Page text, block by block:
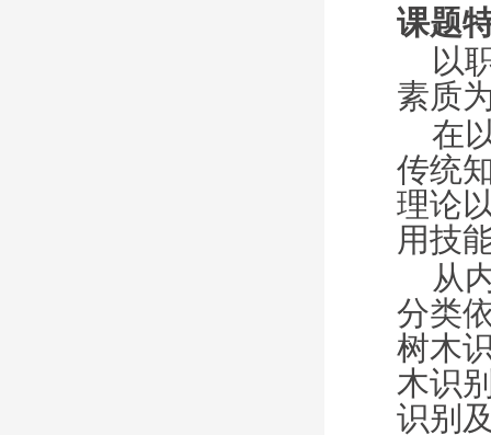
课题
以
素质
在
传统
理论
用技
从
分类
树木
木识
识别